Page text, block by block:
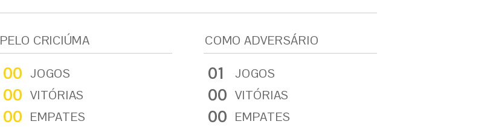
PELO CRICIÚMA
00 JOGOS
00 VITÓRIAS
00 EMPATES
COMO ADVERSÁRIO
01 JOGOS
00 VITÓRIAS
00 EMPATES